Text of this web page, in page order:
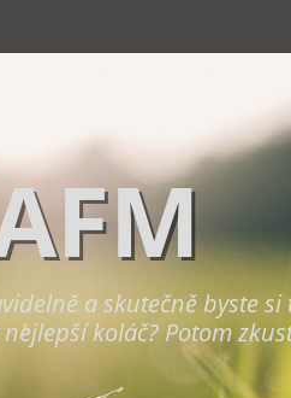
a skutečně byste
koláč? Potom